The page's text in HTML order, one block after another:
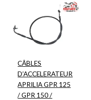
CÂBLES
D’ACCELERATEUR
APRILIA GPR 125
/ GPR 150 /